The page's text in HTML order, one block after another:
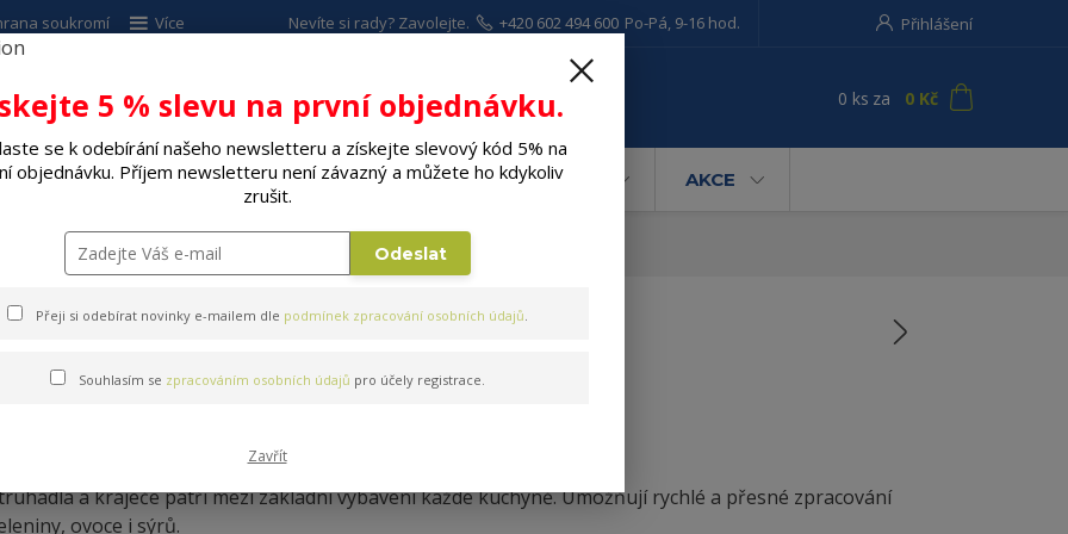
soukromí Více Přihlášení
Hledat
Nevíte si rady? Zavolejte. +420 602 494 600 Po-Pá, 9-16 hod.
0 ks za 0 Kč
SPOTŘEBIČE ELEKTRO DÍLNA A ZAHRADA AKCE
Struhadla a kráječe
a kráječe patří mezi základní vybavení každé kuchyně. Umožňují rychlé a přesné zpracování
ovoce i sýrů.
5 % slevu na první objednávku.
se k odebírání našeho newsletteru a získejte slevový kód 5% na
objednávku. Příjem newsletteru není závazný a můžete ho kdykoliv
zrušit.
Odeslat
Přeji si odebírat novinky e-mailem dle podmínek zpracování osobních údajů.
Souhlasím se zpracováním osobních údajů pro účely registrace.
Zavřít